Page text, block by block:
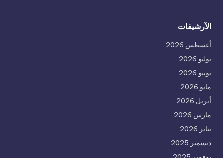
الآرشيفات
أغسطس 2026
يوليو 2026
يونيو 2026
مايو 2026
أبريل 2026
مارس 2026
يناير 2026
ديسمبر 2025